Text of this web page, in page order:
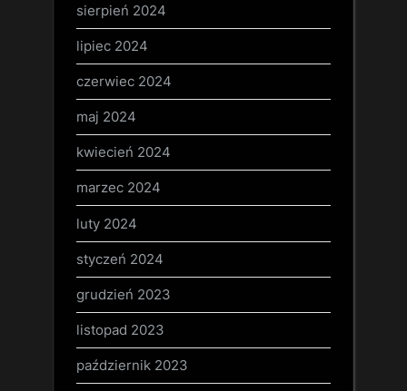
sierpień 2024
lipiec 2024
czerwiec 2024
maj 2024
kwiecień 2024
marzec 2024
luty 2024
styczeń 2024
grudzień 2023
listopad 2023
październik 2023